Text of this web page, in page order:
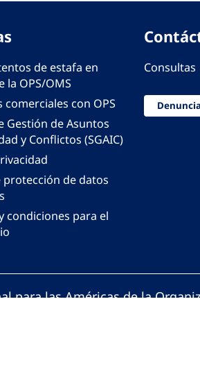
de estafa en
la OPS/OMS
comerciales con OPS
Gestión de Asuntos
y Conflictos (SGAIC)
protección de datos
condiciones para el
Consultas
para las Américas de la